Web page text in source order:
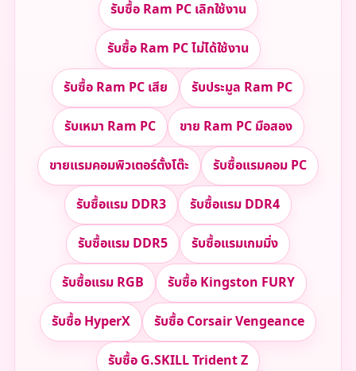
รับซื้อ Ram PC เลิกใช้งาน
รับซื้อ Ram PC ไม่ได้ใช้งาน
รับซื้อ Ram PC เสีย รับประมูล Ram PC
รับเหมา Ram PC ขาย Ram PC มือสอง
ขายแรมคอมพิวเตอร์ตั้งโต๊ะ รับซื้อแรมคอม PC
รับซื้อแรม DDR3 รับซื้อแรม DDR4
รับซื้อแรม DDR5 รับซื้อแรมเกมมิ่ง
รับซื้อแรม RGB รับซื้อ Kingston FURY
รับซื้อ HyperX รับซื้อ Corsair Vengeance
รับซื้อ G.SKILL Trident Z